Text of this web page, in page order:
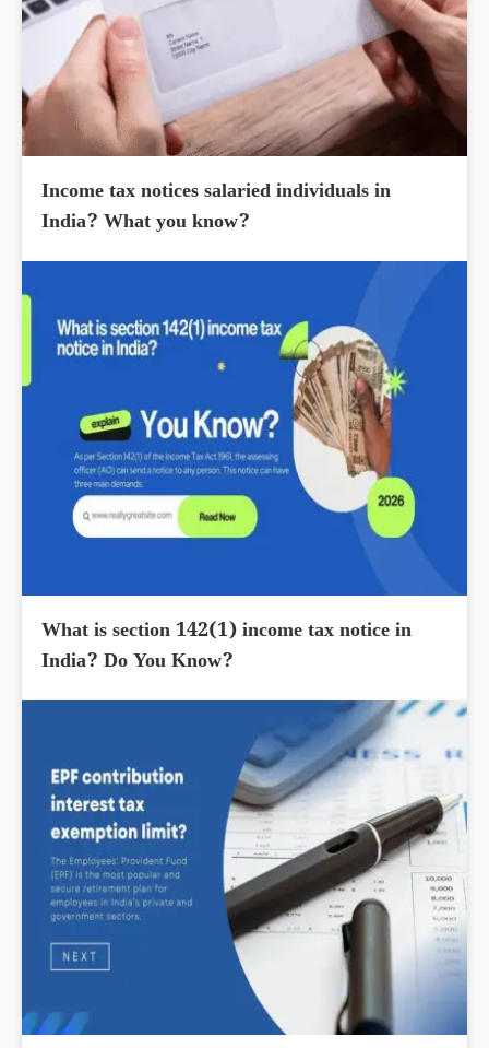
Income tax notices salaried individuals in
India? What you know?
What is section 142(1) income tax notice in
India? Do You Know?